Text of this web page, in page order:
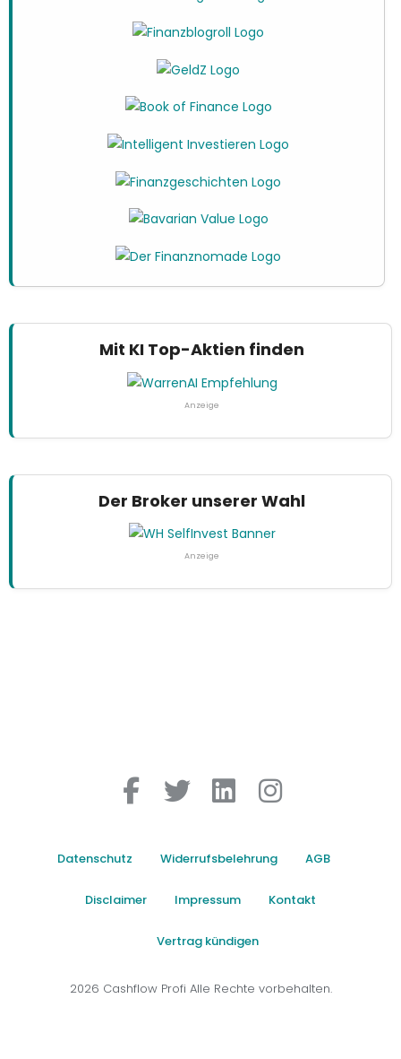
Mit KI Top-Aktien finden
Anzeige
Der Broker unserer Wahl
Anzeige
Datenschutz Widerrufsbelehrung AGB
Disclaimer Impressum Kontakt
Vertrag kündigen
2026 Cashflow Profi Alle Rechte vorbehalten.